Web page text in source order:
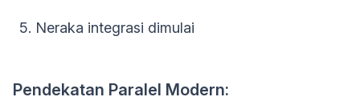
Neraka integrasi dimulai
Pendekatan Paralel Modern: